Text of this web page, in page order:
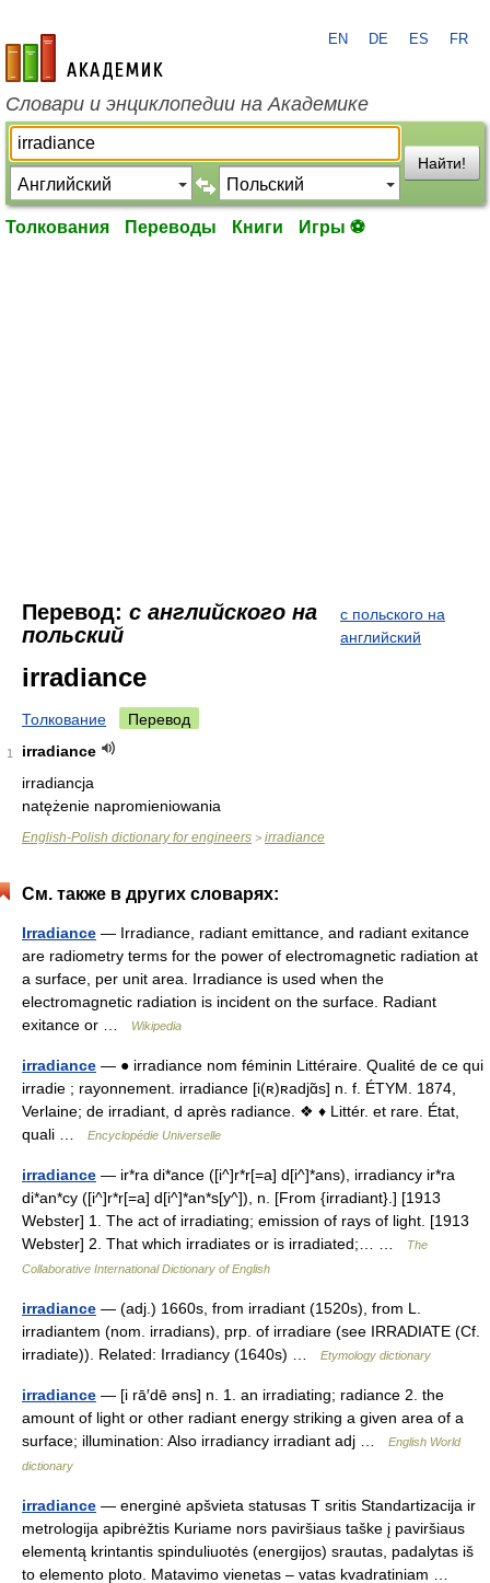
academic.ru
EN DE ES FR
Словари и энциклопедии на Академике
Найти!
Толкования Переводы Книги Игры ⚽
Перевод: с английского на
польский
с польского на
английский
irradiance
Толкование Перевод
1
irradiance
irradiancja
natężenie napromieniowania
English-Polish dictionary for engineers > irradiance
См. также в других словарях:
Irradiance — Irradiance, radiant emittance, and radiant exitance
are radiometry terms for the power of electromagnetic radiation at
a surface, per unit area. Irradiance is used when the
electromagnetic radiation is incident on the surface. Radiant
exitance or …
Wikipedia
irradiance — ● irradiance nom féminin Littéraire. Qualité de ce qui
irradie ; rayonnement. irradiance [i(ʀ)ʀadjɑ̃s] n. f. ÉTYM. 1874,
Verlaine; de irradiant, d après radiance. ❖ ♦ Littér. et rare. État,
quali …
Encyclopédie Universelle
irradiance — ir*ra di*ance ([i^]r*r[=a] d[i^]*ans), irradiancy ir*ra
di*an*cy ([i^]r*r[=a] d[i^]*an*s[y^]), n. [From {irradiant}.] [1913
Webster] 1. The act of irradiating; emission of rays of light. [1913
Webster] 2. That which irradiates or is irradiated;… …
The
Collaborative International Dictionary of English
irradiance — (adj.) 1660s, from irradiant (1520s), from L.
irradiantem (nom. irradians), prp. of irradiare (see IRRADIATE (Cf.
irradiate)). Related: Irradiancy (1640s) …
Etymology dictionary
irradiance — [i rā′dē əns] n. 1. an irradiating; radiance 2. the
amount of light or other radiant energy striking a given area of a
surface; illumination: Also irradiancy irradiant adj …
English World
dictionary
irradiance — energinė apšvieta statusas T sritis Standartizacija ir
metrologija apibrėžtis Kuriame nors paviršiaus taške į paviršiaus
elementą krintantis spinduliuotės (energijos) srautas, padalytas iš
to elemento ploto. Matavimo vienetas – vatas kvadratiniam …